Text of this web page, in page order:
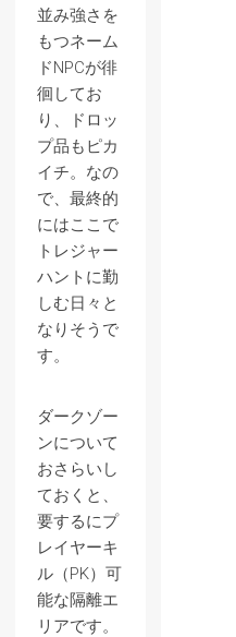
並み強さを
もつネーム
ドNPCが徘
徊してお
り、ドロッ
プ品もピカ
イチ。なの
で、最終的
にはここで
トレジャー
ハントに勤
しむ日々と
なりそうで
す。
ダークゾー
ンについて
おさらいし
ておくと、
要するにプ
レイヤーキ
ル（PK）可
能な隔離エ
リアです。